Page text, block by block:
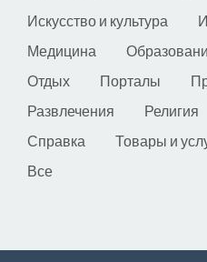
Искусство и культура
Медицина
Отдых
Порталы
Развлечения
Религия
Справка
Товары и
Все